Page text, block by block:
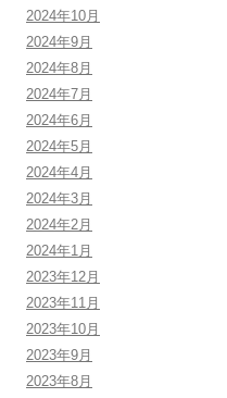
2024年10月
2024年9月
2024年8月
2024年7月
2024年6月
2024年5月
2024年4月
2024年3月
2024年2月
2024年1月
2023年12月
2023年11月
2023年10月
2023年9月
2023年8月